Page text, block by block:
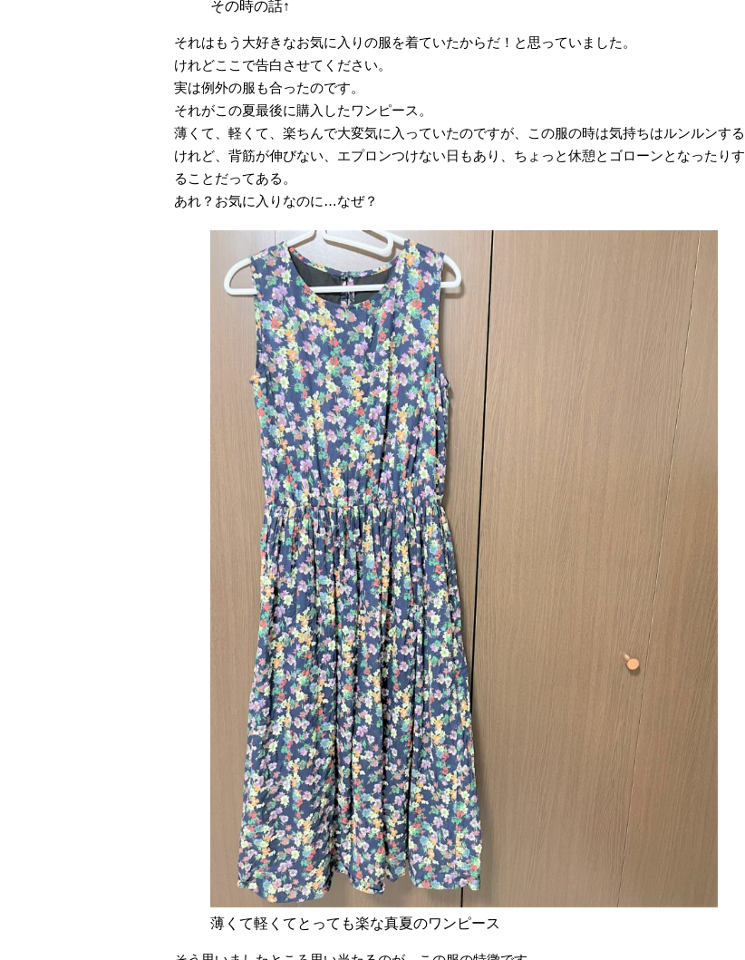
その時の話↑
それはもう大好きなお気に入りの服を着ていたからだ！と思っていました。
けれどここで告白させてください。
実は例外の服も合ったのです。
それがこの夏最後に購入したワンピース。
薄くて、軽くて、楽ちんで大変気に入っていたのですが、この服の時は気持ちはルンルンする
けれど、背筋が伸びない、エプロンつけない日もあり、ちょっと休憩とゴローンとなったりす
ることだってある。
あれ？お気に入りなのに…なぜ？
薄くて軽くてとっても楽な真夏のワンピース